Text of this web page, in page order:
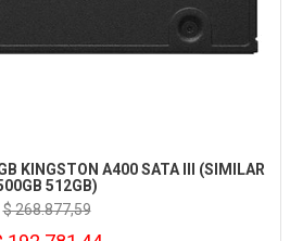
KINGSTON A400 SATA III (SIMILAR
512GB)
$ 268.877,59